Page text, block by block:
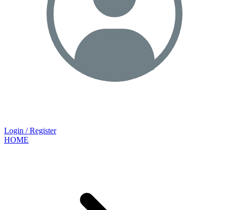
Login / Register
HOME